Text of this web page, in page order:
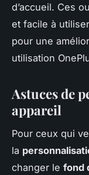
d’accueil. Ces
et facile à
pour une
utilisation
Astuces de
appareil
Pour ceux qui
la
changer le fond